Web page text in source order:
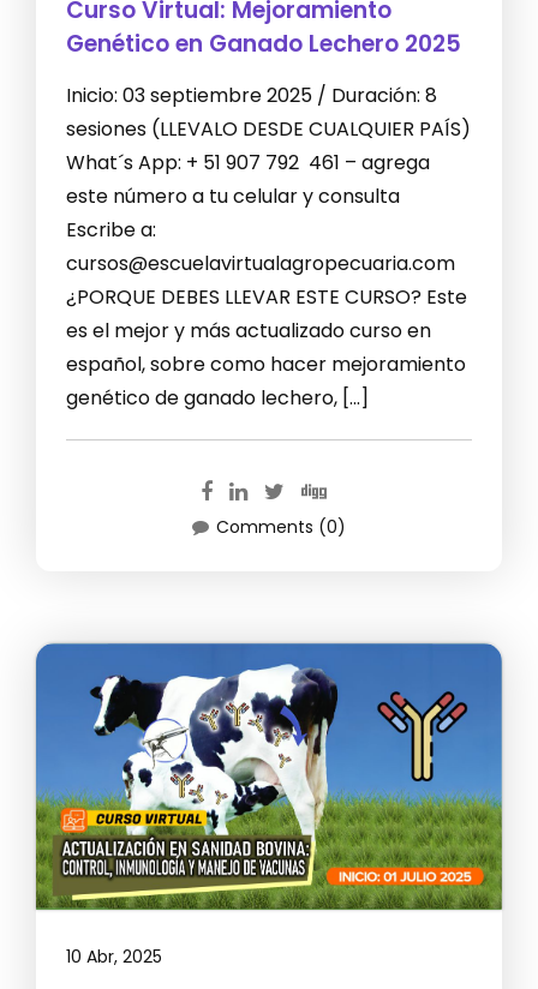
Curso Virtual: Mejoramiento
Genético en Ganado Lechero 2025
Inicio: 03 septiembre 2025 / Duración: 8
sesiones (LLEVALO DESDE CUALQUIER PAÍS)
What´s App: + 51 907 792 461 – agrega
este número a tu celular y consulta
Escribe a:
cursos@escuelavirtualagropecuaria.com
¿PORQUE DEBES LLEVAR ESTE CURSO? Este
es el mejor y más actualizado curso en
español, sobre como hacer mejoramiento
genético de ganado lechero, […]
Comments (0)
10 Abr, 2025